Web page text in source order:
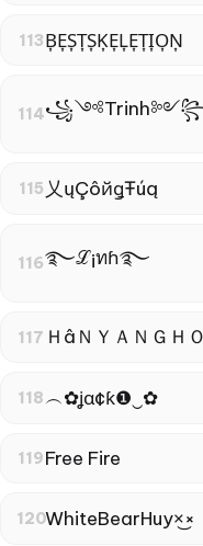
113B͎E͎S͎T͎S͎K͎E͎L͎E͎T͎I͎O͎N͎
114
115 乂ųÇôйǥŦúą
116࿐ℒ¡ทɦ࿐
117 ＨâＮＹＡＮＧＨ
118︵✿ʝα¢ƙ❶‿✿
119Free Fire
120WhiteBearㅤHuyㅤ×͜×